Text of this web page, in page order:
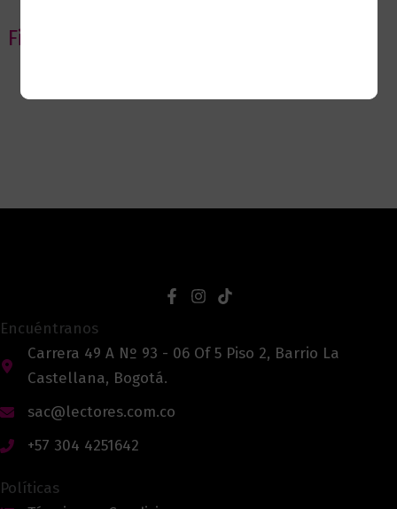
Filtrar por editorial
Encuéntranos
Carrera 49 A Nº 93 - 06 Of 5 Piso 2, Barrio La
Castellana, Bogotá.
sac@lectores.com.co
+57 304 4251642
Políticas